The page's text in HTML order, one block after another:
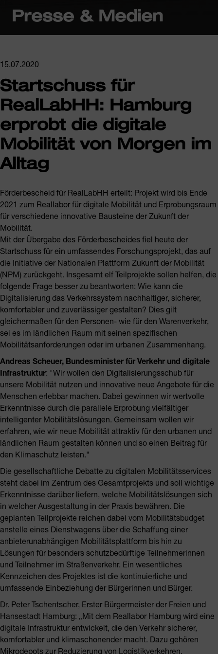
Presse & Medien
15.07.2020
Startschuss für
RealLabHH: Hamburg
erprobt die digitale
Mobilität von Morgen im
Alltag
Förderbescheid für RealLabHH erteilt: Projekt wird bis Ende
2021 zum Reallabor für digitale Mobilität und Erprobungsraum
für verschiedene innovative Bausteine der Zukunft der
Mobilität.
Mit der Übergabe des Förderbescheides fiel heute der
Startschuss für ein umfassendes Forschungsprojekt, das auf
die Initiative der Nationalen Plattform Zukunft der Mobilität
(NPM) zurückgeht. Insgesamt elf Teilprojekte sollen helfen, die
folgende Frage besser zu beantworten: Wie kann die
Digitalisierung das Verkehrssystem nachhaltiger, sicherer,
komfortabler und zuverlässiger gestalten? Dies gilt
gleichermaßen für den Personen- wie für den Warenverkehr,
sei es im ländlichen Raum mit seinen spezifischen
Mobilitätsanforderungen oder im urbanen Zusammenhang.
Andreas Scheuer, Bundesminister für Verkehr und digitale
Infrastruktur: "Wir wollen den Digitalisierungsschub für
unsere Mobilität nutzen und innovative neue Angebote für die
Menschen erlebbar machen. Dabei gewinnen wir wertvolle
Erkenntnisse durch die parallele Erprobung vielfältiger
intelligenter Mobilitätslösungen. Gemeinsam wollen wir
erfahren, wie wir neue Mobilität attraktiv für den urbanen und
ländlichen Raum gestalten können und so einen Beitrag für
den Klimaschutz leisten."
Die gesellschaftliche Debatte zu digitalen Mobilitätsservices
steht dabei im Zentrum des Gesamtprojekts und soll wichtige
Erkenntnisse darüber liefern, welche Mobilitätslösungen sich
in welcher Ausgestaltung in der Praxis bewähren. Die
geplanten Teilprojekte reichen dabei vom Mobilitätsbudget
anstelle eines Dienstwagens über die Schaffung einer
anbieterunabhängigen Mobilitätsplattform bis hin zu
Lösungen für besonders schutzbedürftige Teilnehmerinnen
und Teilnehmer im Straßenverkehr. Ein wesentliches
Kennzeichen des Projektes ist die kontinuierliche und
umfassende Einbeziehung der Bürgerinnen und Bürger.
Dr. Peter Tschentscher, Erster Bürgermeister der Freien und
Hansestadt Hamburg: „Mit dem Reallabor Hamburg wird eine
digitale Infrastruktur entwickelt, die den Verkehr sicherer,
komfortabler und klimaschonender macht. Dazu gehören
Mikrodepots zur Reduzierung von Logistikverkehren,